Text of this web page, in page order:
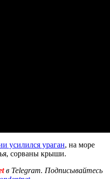
усилился ураган, на море
сорваны крыши.
в Telegram. Подписывайтесь